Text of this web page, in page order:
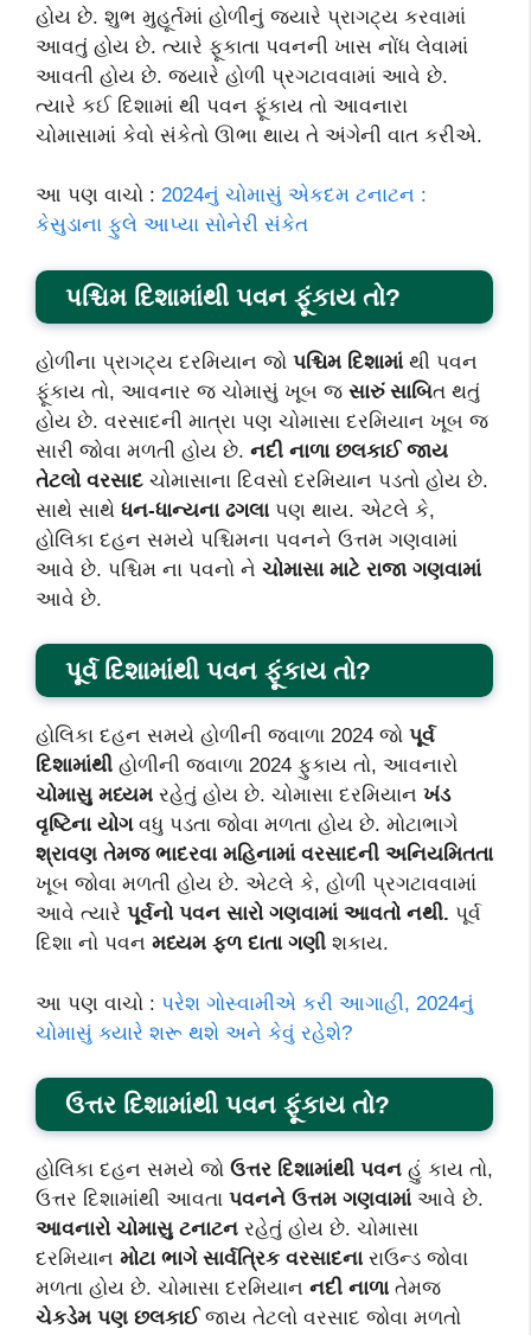
હોય છે. શુભ મુહૂર્તમાં હોળીનું જ્યારે પ્રાગટ્ય કરવામાં
આવતું હોય છે. ત્યારે ફૂકાતા પવનની ખાસ નોંધ લેવામાં
આવતી હોય છે. જ્યારે હોળી પ્રગટાવવામાં આવે છે.
ત્યારે કઈ દિશામાં થી પવન ફૂંકાય તો આવનારા
ચોમાસામાં કેવો સંકેતો ઊભા થાય તે અંગેની વાત કરીએ.
આ પણ વાચો : 2024નું ચોમાસું એકદમ ટનાટન :
કેસુડાના ફુલે આપ્યા સોનેરી સંકેત
પશ્ચિમ દિશામાંથી પવન ફૂંકાય તો?
હોળીના પ્રાગટ્ય દરમિયાન જો પશ્ચિમ દિશામાંથી પવન
ફૂંકાય તો, આવનાર જ ચોમાસું ખૂબ જ સારું સાબિત થતું
હોય છે. વરસાદની માત્રા પણ ચોમાસા દરમિયાન ખૂબ જ
સારી જોવા મળતી હોય છે. નદી નાળા છલકાઈ જાય
તેટલો વરસાદ ચોમાસાના દિવસો દરમિયાન પડતો હોય છે.
સાથે સાથે ધન-ધાન્યના ઢગલાપણ થાય. એટલે કે,
હોલિકા દહન સમયે પશ્ચિમના પવનને ઉત્તમ ગણવામાં
આવે છે. પશ્ચિમ ના પવનો ને ચોમાસા માટે રાજા ગણવામાં
આવે છે.
પૂર્વ દિશામાંથી પવન ફૂંકાય તો?
હોલિકા દહન સમયે હોળીની જ્વાળા 2024 જો પૂર્વ
દિશામાંથી હોળીની જ્વાળા 2024 ફુકાય તો, આવનારો
ચોમાસુ મધ્યમ રહેતું હોય છે. ચોમાસા દરમિયાન ખંડ
વૃષ્ટિના યોગ વધુ પડતા જોવા મળતા હોય છે. મોટાભાગે
શ્રાવણ તેમજ ભાદરવા મહિનામાં વરસાદની અનિયમિતતા
ખૂબ જોવા મળતી હોય છે. એટલે કે, હોળી પ્રગટાવવામાં
આવે ત્યારે પૂર્વનો પવન સારો ગણવામાં આવતો નથી. પૂર્વ
દિશા નો પવન મધ્યમ ફળ દાતા ગણી શકાય.
આ પણ વાચો : પરેશ ગોસ્વામીએ કરી આગાહી, 2024નું
ચોમાસું ક્યારે શરૂ થશે અને કેવું રહેશે?
ઉત્તર દિશામાંથી પવન ફૂંકાય તો?
હોલિકા દહન સમયે જો ઉત્તર દિશામાંથી પવન હું કાય તો,
ઉત્તર દિશામાંથી આવતા પવનને ઉત્તમ ગણવામાંઆવે છે.
આવનારો ચોમાસુ ટનાટન રહેતું હોય છે. ચોમાસા
દરમિયાન મોટા ભાગે સાર્વત્રિક વરસાદનારાઉન્ડ જોવા
મળતા હોય છે. ચોમાસા દરમિયાન નદી નાળાતેમજ
ચેકડેમ પણ છલકાઈજાય તેટલો વરસાદ જોવા મળતો